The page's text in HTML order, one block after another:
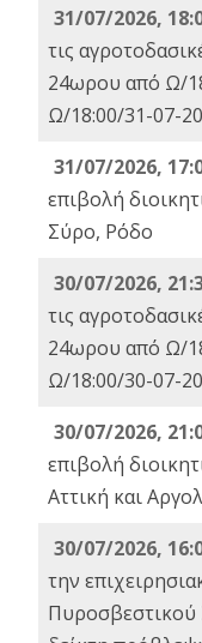
31/07/2026,
τις
24ωρου από Ω/
Ω/18:00/31-07-
31/07/2026,
επιβολή
Σύρο, Ρόδο
30/07/2026,
τις
24ωρου από Ω/
Ω/18:00/30-07-
30/07/2026,
επιβολή
Αττική και
30/07/2026,
την